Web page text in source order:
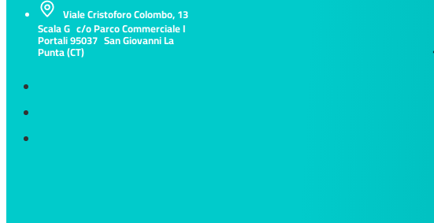
Viale Cristoforo Colombo, 13
Scala G c/o Parco Commerciale I
Portali 95037 San Giovanni La
Punta (CT)